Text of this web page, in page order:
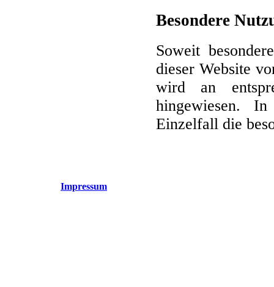
Besondere
Soweit
dieser Website
wird an
hingewiesen.
Einzelfall die
Impressum